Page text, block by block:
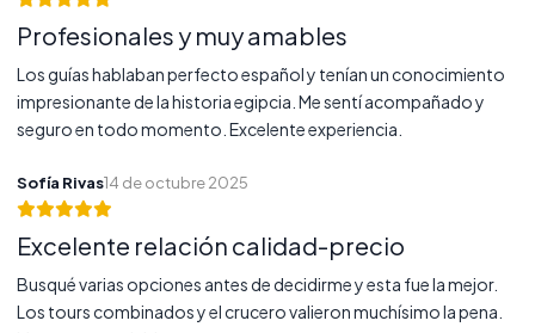
Profesionales y muy amables
Los guías hablaban perfecto español y tenían un conocimiento
impresionante de la historia egipcia. Me sentí acompañado y
seguro en todo momento. Excelente experiencia.
Sofía Rivas14 de octubre 2025
Excelente relación calidad-precio
Busqué varias opciones antes de decidirme y esta fue la mejor.
Los tours combinados y el crucero valieron muchísimo la pena.